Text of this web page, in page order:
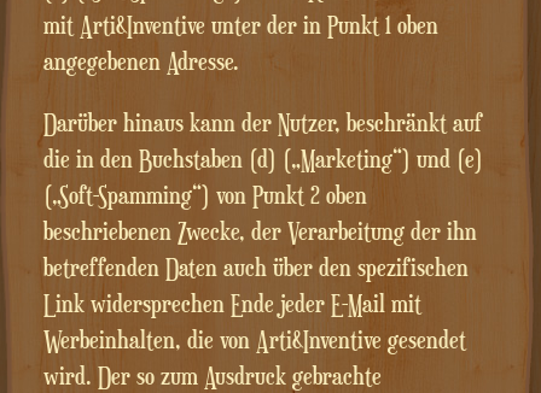
mit Arti&Inventive unter der in Punkt 1 oben
angegebenen Adresse.
Darüber hinaus kann der Nutzer, beschränkt auf
die in den Buchstaben (d) („Marketing“) und (e)
(„Soft-Spamming“) von Punkt 2 oben
beschriebenen Zwecke, der Verarbeitung der ihn
betreffenden Daten auch über den spezifischen
Link widersprechen Ende jeder E-Mail mit
Werbeinhalten, die von Arti&Inventive gesendet
wird. Der so zum Ausdruck gebrachte